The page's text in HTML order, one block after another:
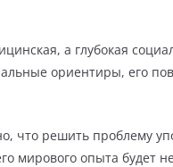
а глубокая
ориентиры, его
что решить проблему
мирового опыта будет